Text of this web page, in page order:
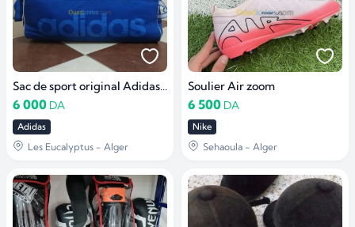
Sac de sport original Adidas Bleu Taille L
6 000 DA
Adidas
Les Eucalyptus - Alger
Soulier Air zoom
6 500 DA
Nike
Sehaoula - Alger